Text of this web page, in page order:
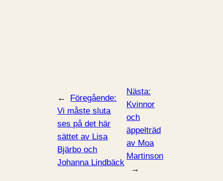
←
Föregående:
Vi måste sluta
ses på det här
sättet av Lisa
Bjärbo och
Johanna Lindbäck
Nästa:
Kvinnor
och
äppelträd
av Moa
Martinson
→